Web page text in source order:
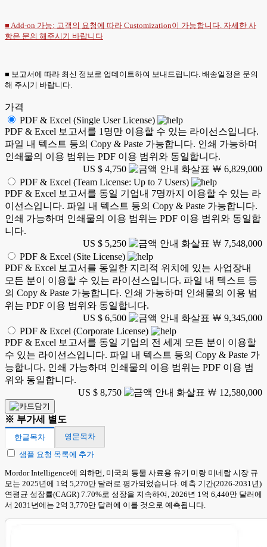
■ Add-on 가능: 고객의 요청에 따라 Customization이 가능합니다. 자세한 사
항은 문의 해주시기 바랍니다
■ 보고서에 따라 최신 정보로 업데이트하여 보내드립니다. 배송일정은 문의
해 주시기 바랍니다.
가격
PDF & Excel (Single User License)
PDF & Excel 보고서를 1명만 이용할 수 있는 라이선스입니다.
파일 내 텍스트 등의 Copy & Paste 가능합니다. 인쇄 가능하며
인쇄물의 이용 범위는 PDF 이용 범위와 동일합니다.
US $ 4,750
￦ 6,829,000
PDF & Excel (Team License: Up to 7 Users)
PDF & Excel 보고서를 동일 기업내 7명까지 이용할 수 있는 라
이선스입니다. 파일 내 텍스트 등의 Copy & Paste 가능합니다.
인쇄 가능하며 인쇄물의 이용 범위는 PDF 이용 범위와 동일합
니다.
US $ 5,250
￦ 7,548,000
PDF & Excel (Site License)
PDF & Excel 보고서를 동일한 지리적 위치에 있는 사업장내
모든 분이 이용할 수 있는 라이선스입니다. 파일 내 텍스트 등
의 Copy & Paste 가능합니다. 인쇄 가능하며 인쇄물의 이용 범
위는 PDF 이용 범위와 동일합니다.
US $ 6,500
￦ 9,345,000
PDF & Excel (Corporate License)
PDF & Excel 보고서를 동일 기업의 전 세계 모든 분이 이용할
수 있는 라이선스입니다. 파일 내 텍스트 등의 Copy & Paste 가
능합니다. 인쇄 가능하며 인쇄물의 이용 범위는 PDF 이용 범
위와 동일합니다.
US $ 8,750
￦ 12,580,000
※ 부가세 별도
한글목차
영문목차
샘플 요청 목록에 추가
Mordor Intelligence에 의하면, 미국의 동물 사료용 유기 미량 미네랄 시장 규
모는 2025년에 1억 5,270만 달러로 평가되었습니다. 예측 기간(2026-2031년)
연평균 성장률(CAGR) 7.70%로 성장을 지속하여, 2026년 1억 6,440만 달러에
서 2031년에는 2억 3,770만 달러에 이를 것으로 예측됩니다.